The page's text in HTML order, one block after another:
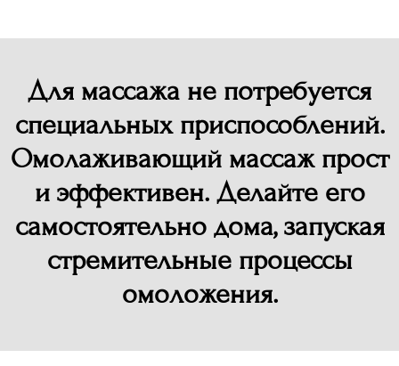
Для массажа не потребуется
специальных приспособлений.
Омолаживающий массаж прост
и эффективен. Делайте его
самостоятельно дома, запуская
стремительные процессы
омоложения.